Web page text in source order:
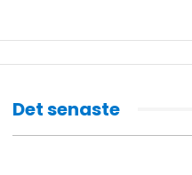
Det senaste